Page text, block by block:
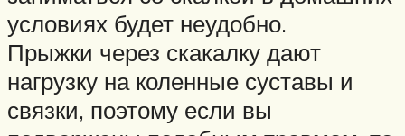
условиях будет неудобно.
Прыжки через скакалку дают
нагрузку на коленные суставы и
связки, поэтому если вы